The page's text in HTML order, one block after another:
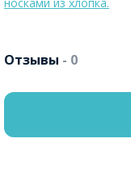
носками из хлопка.
Отзывы - 0